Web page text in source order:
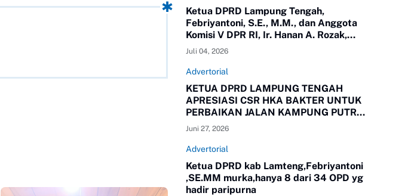
Ketua DPRD Lampung Tengah,
Febriyantoni, S.E., M.M., dan Anggota
Komisi V DPR RI, Ir. Hanan A. Rozak,
M.S.,yang juga Ketua Partai Golkar
Propinsi Lampung meninjau langsung
jalan di Kampung Putra Buyut,
Kecamatan Gunung Sugih.
Juli 04, 2026
Advertorial
KETUA DPRD LAMPUNG TENGAH
APRESIASI CSR HKA BAKTER UNTUK
PERBAIKAN JALAN KAMPUNG PUTRA
BUYUT
Juni 27, 2026
Advertorial
Ketua DPRD kab Lamteng,Febriyantoni
,SE.MM murka,hanya 8 dari 34 OPD yg
hadir paripurna